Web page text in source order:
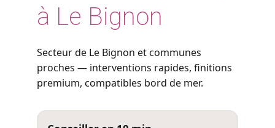
à Le Bignon
Secteur de Le Bignon et communes
proches — interventions rapides, finitions
premium, compatibles bord de mer.